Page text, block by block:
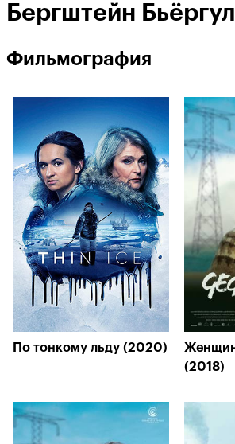
Бергштейн
Фильмография
По тонкому льду (2020)
(2018)